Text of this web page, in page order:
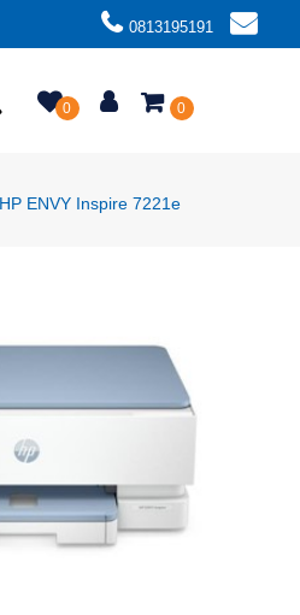
0813195191
0 0
ENVY Inspire 7221e